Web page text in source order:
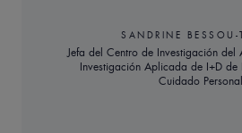
SANDRINE BESSOU-
Jefa del Centro de Investigación
Investigación Aplicada de I+D de
Cuidado Personal